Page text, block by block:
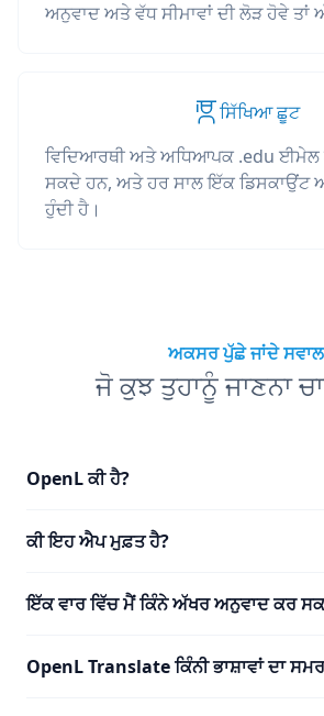
ਅਨੁਵਾਦ ਅਤੇ ਵੱਧ ਸੀਮਾਵਾਂ ਦੀ ਲੋੜ ਹੋਵੇ ਤਾਂ
ਸਿੱਖਿਆ ਛੂਟ
ਵਿਦਿਆਰਥੀ ਅਤੇ ਅਧਿਆਪਕ .edu ਈਮੇਲ
ਸਕਦੇ ਹਨ, ਅਤੇ ਹਰ ਸਾਲ ਇੱਕ ਡਿਸਕਾਉਂਟ
ਹੁੰਦੀ ਹੈ।
ਅਕਸਰ ਪੁੱਛੇ ਜਾਂਦੇ ਸਵਾਲ
ਜੋ ਕੁਝ ਤੁਹਾਨੂੰ ਜਾਣਨਾ
OpenL ਕੀ ਹੈ?
ਕੀ ਇਹ ਐਪ ਮੁਫ਼ਤ ਹੈ?
ਇੱਕ ਵਾਰ ਵਿੱਚ ਮੈਂ ਕਿੰਨੇ ਅੱਖਰ ਅਨੁਵਾਦ ਕਰ
OpenL Translate ਕਿੰਨੀ ਭਾਸ਼ਾਵਾਂ ਦਾ